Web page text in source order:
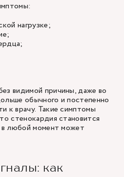
нагрузке;
видимой причины, даже во
обычного и постепенно
к врачу. Такие симптомы
стенокардия становится
в любой момент может
как